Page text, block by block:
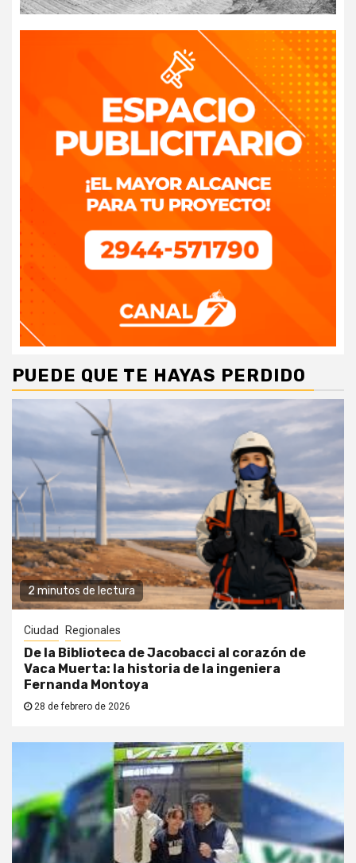
PUEDE QUE TE HAYAS PERDIDO
2 minutos de lectura
Ciudad Regionales
De la Biblioteca de Jacobacci al corazón de
Vaca Muerta: la historia de la ingeniera
Fernanda Montoya
28 de febrero de 2026